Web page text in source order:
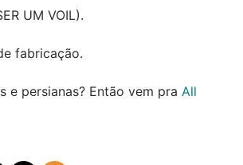
UM VOIL).
fabricação.
e persianas? Então vem pra All